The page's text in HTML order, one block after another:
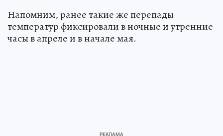
Напомним, ранее такие же перепады
температур фиксировали в ночные и утренние
часы в апреле и в начале мая.